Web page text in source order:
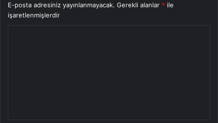
E-posta adresiniz yayınlanmayacak. Gerekli alanlar * ile
işaretlenmişlerdir